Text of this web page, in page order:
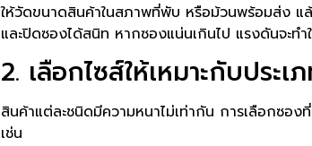
ให้วัดขนาดสินค้าในสภาพที่พับ หรือม้วนพร้อมส่ง แ
และปิดซองได้สนิท หากซองแน่นเกินไป แรงดันจะท
2. เลือกไซส์ให้เหมาะกับประเ
สินค้าแต่ละชนิดมีความหนาไม่เท่ากัน การเลือกซอ
เช่น